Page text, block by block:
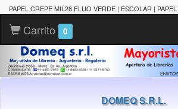
PAPEL CREPE MIL28 FLUO VERDE | ESCOLAR |
Carrito 0
DOMEQ S.R.L.